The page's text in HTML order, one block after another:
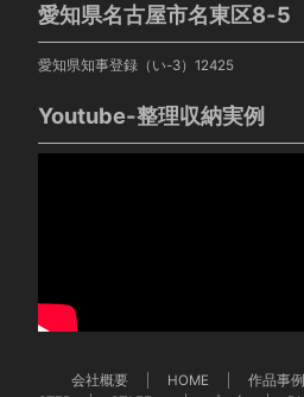
愛知県名古屋市名東区8-5
愛知県知事登録（い-3）12425
Youtube-整理収納実例
会社概要 HOME 作品事例